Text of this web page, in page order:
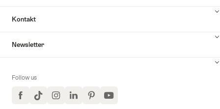
Kontakt
Newsletter
Follow us
FacebookTikTokInstagramLinkedInPinterestYouTube